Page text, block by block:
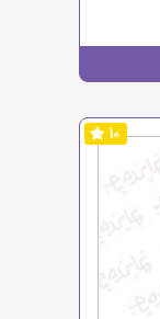
10